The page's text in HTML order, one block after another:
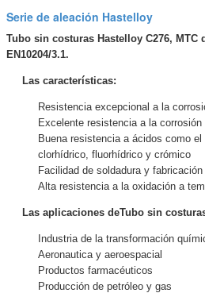
Serie de aleación Hastelloy
Tubo sin costuras Hastelloy C276, MTC
EN10204/3.1.
Las características:
Resistencia excepcional a la
Excelente resistencia a la corrosión
Buena resistencia a ácidos como el
clorhídrico, fluorhídrico y crómico
Facilidad de soldadura y fabricación
Alta resistencia a la oxidación a
Las aplicaciones deTubo sin
Industria de la transformación
Aeronautica y aeroespacial
Productos farmacéuticos
Producción de petróleo y gas